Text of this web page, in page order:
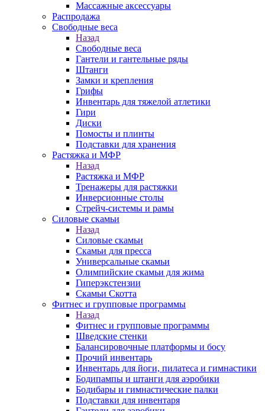
Массажные аксессуары
Распродажа
Свободные веса
Назад
Свободные веса
Гантели и гантельные ряды
Штанги
Замки и крепления
Грифы
Инвентарь для тяжелой атлетики
Гири
Диски
Помосты и плинты
Подставки для хранения
Растяжка и МФР
Назад
Растяжка и МФР
Тренажеры для растяжки
Инверсионные столы
Стрейч-системы и рамы
Силовые скамьи
Назад
Силовые скамьи
Скамьи для пресса
Универсальные скамьи
Олимпийские скамьи для жима
Гиперэкстензии
Скамьи Скотта
Фитнес и групповые программы
Назад
Фитнес и групповые программы
Шведские стенки
Балансировочные платформы и босу
Прочий инвентарь
Инвентарь для йоги, пилатеса и гимнастики
Бодипампы и штанги для аэробики
Бодибары и гимнастические палки
Подставки для инвентаря